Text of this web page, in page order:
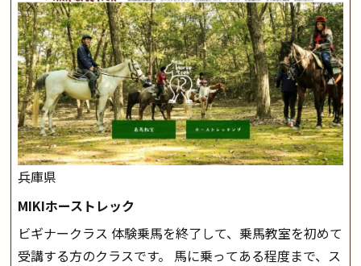
兵庫県
MIKIホーストレック
ビギナークラス 体験乗馬を終了して、乗馬教室を初めて
受講する方のクラスです。 馬に乗ってある程度まで、ス